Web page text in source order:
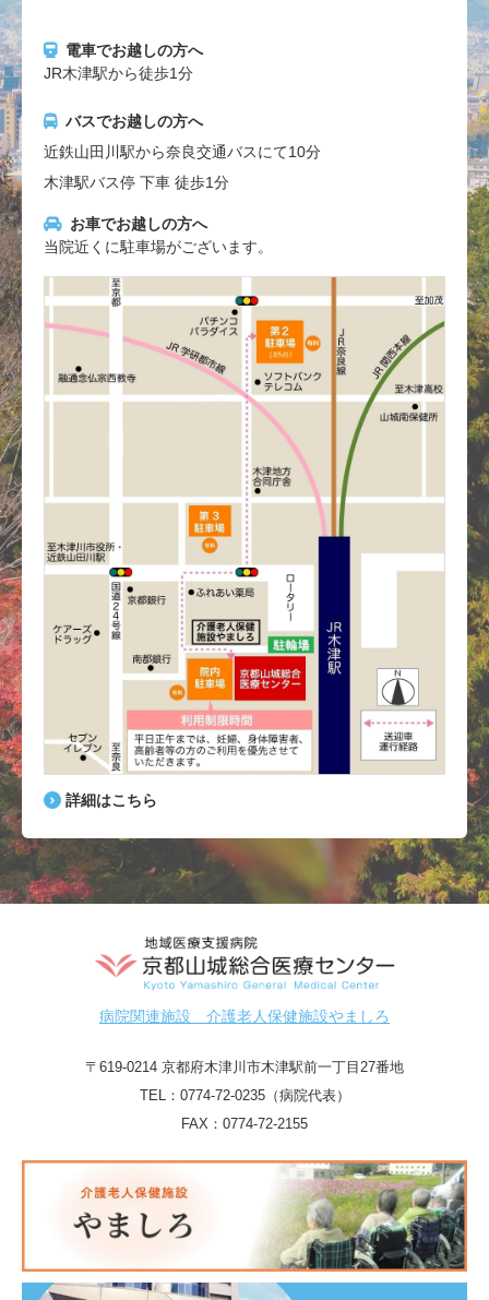
電車でお越しの方へ
JR木津駅から徒歩1分
バスでお越しの方へ
近鉄山田川駅から奈良交通バスにて10分
木津駅バス停 下車 徒歩1分
お車でお越しの方へ
当院近くに駐車場がございます。
詳細はこちら
病院関連施設 介護老人保健施設やましろ
〒619-0214 京都府木津川市木津駅前一丁目27番地
TEL： 0774-72-0235（病院代表）
FAX：0774-72-2155